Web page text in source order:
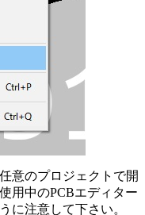
意のプロジェクトで開
用中のPCBエディター
に注意して下さい。